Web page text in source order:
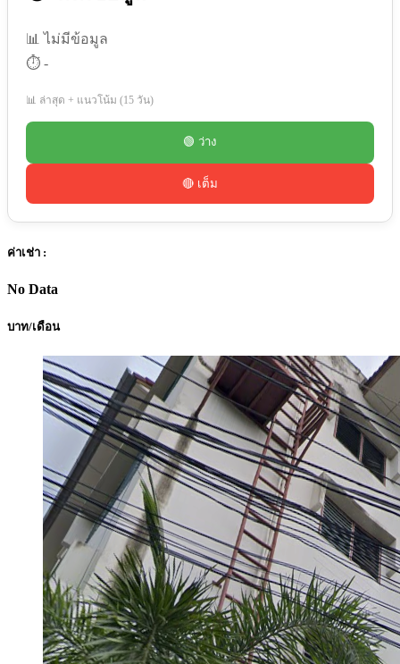
📊 ไม่มีข้อมูล
⏱️ -
📊 ล่าสุด + แนวโน้ม (15 วัน)
🟢 ว่าง
🔴 เต็ม
ค่าเช่า :
No Data
บาท/เดือน